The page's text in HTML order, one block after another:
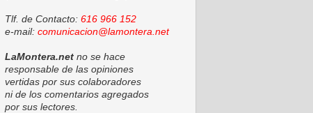
Tlf. de Contacto: 616 966 152
e-mail: comunicacion@lamontera.net
LaMontera.net no se hace
responsable de las opiniones
vertidas por sus colaboradores
ni de los comentarios agregados
por sus lectores.